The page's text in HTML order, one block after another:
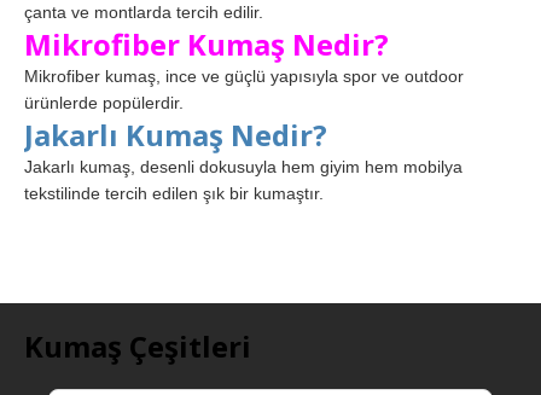
çanta ve montlarda tercih edilir.
Mikrofiber Kumaş Nedir?
Mikrofiber kumaş, ince ve güçlü yapısıyla spor ve outdoor
ürünlerde popülerdir.
Jakarlı Kumaş Nedir?
Jakarlı kumaş, desenli dokusuyla hem giyim hem mobilya
tekstilinde tercih edilen şık bir kumaştır.
Kumaş Çeşitleri